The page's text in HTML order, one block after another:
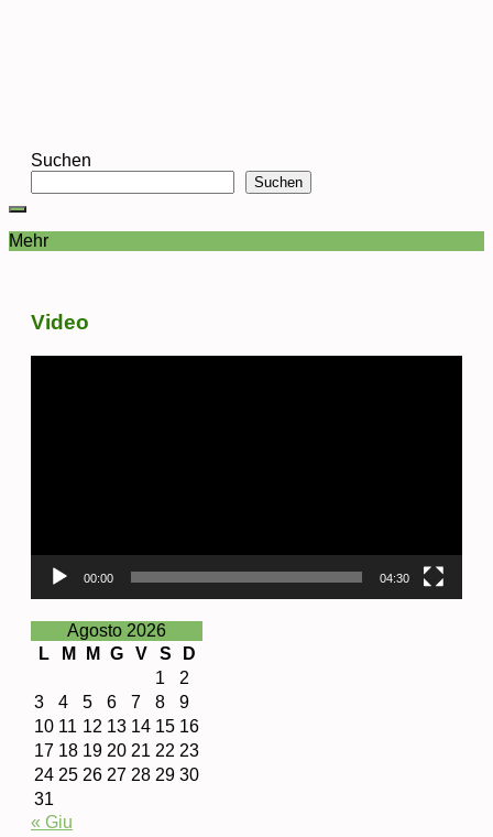
Suchen
Suchen
Mehr
Video
00:00 04:30
Agosto 2026
L
M M G V S
D
1
2
3
4 5 6 7 8
9
10 11 12 13 14 15 16
17 18 19 20 21 22 23
24 25 26 27 28 29 30
31
« Giu